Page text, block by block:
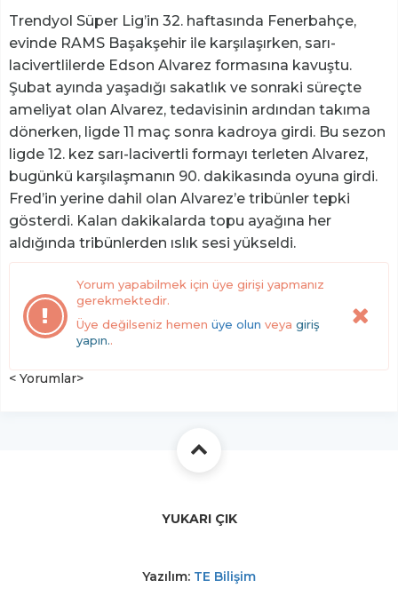
Trendyol Süper Lig’in 32. haftasında Fenerbahçe,
evinde RAMS Başakşehir ile karşılaşırken, sarı-
lacivertlilerde Edson Alvarez formasına kavuştu.
Şubat ayında yaşadığı sakatlık ve sonraki süreçte
ameliyat olan Alvarez, tedavisinin ardından takıma
dönerken, ligde 11 maç sonra kadroya girdi. Bu sezon
ligde 12. kez sarı-lacivertli formayı terleten Alvarez,
bugünkü karşılaşmanın 90. dakikasında oyuna girdi.
Fred’in yerine dahil olan Alvarez’e tribünler tepki
gösterdi. Kalan dakikalarda topu ayağına her
aldığında tribünlerden ıslık sesi yükseldi.
Yorum yapabilmek için üye girişi yapmanız
gerekmektedir.
Üye değilseniz hemen üye olun veya giriş
yapın..
< Yorumlar>
YUKARI ÇIK
Yazılım: TE Bilişim